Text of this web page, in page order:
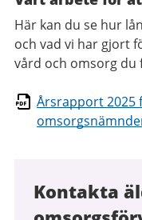
Här kan du se hur
och vad vi har gjort
vård och omsorg du
Årsrapport 2025
Kontakta